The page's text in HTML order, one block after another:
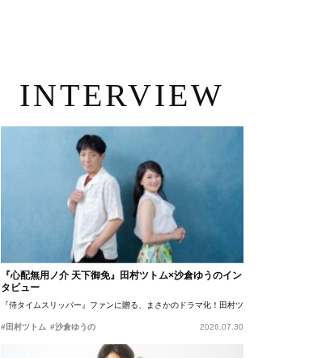
INTERVIEW
『心配無用ノ介 天下御免』田村ツトム×沙倉ゆうのイン
タビュー
『侍タイムスリッパー』ファンに贈る、まさかのドラマ化！田村ツトム×沙倉ゆうのが語
#田村ツトム #沙倉ゆうの 2026.07.30